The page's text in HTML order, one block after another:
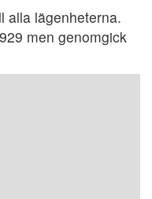
alla lägenheterna.
men genomgick